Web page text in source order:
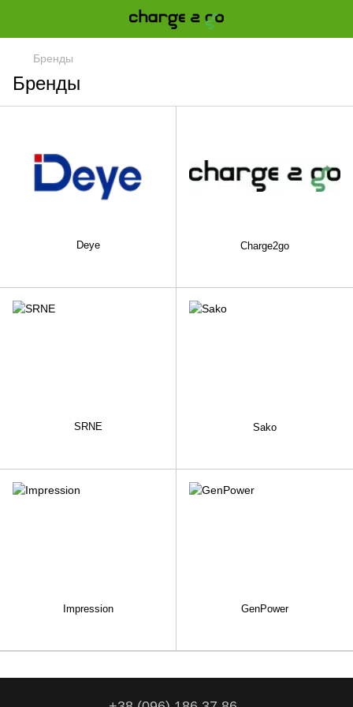
Бренды
Бренды
Deye Charge2go
SRNE Sako
Impression GenPower